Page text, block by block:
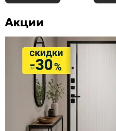
Акции